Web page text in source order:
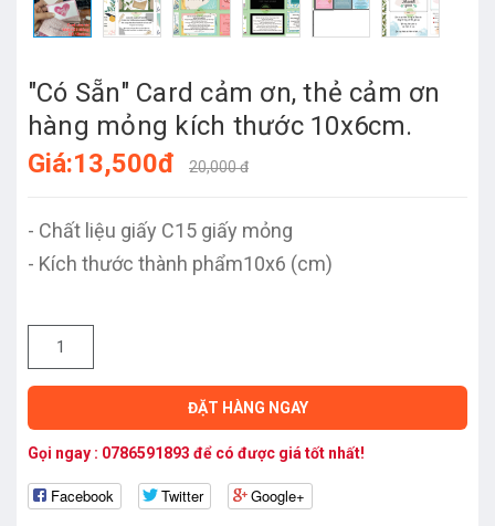
"Có Sẵn" Card cảm ơn, thẻ cảm ơn
hàng mỏng kích thước 10x6cm.
Giá:13,500đ
20,000 đ
- Chất liệu giấy C15 giấy mỏng
- Kích thước thành phẩm10x6 (cm)
ĐẶT HÀNG NGAY
Gọi ngay : 0786591893 để có được giá tốt nhất!
Facebook Twitter Google+